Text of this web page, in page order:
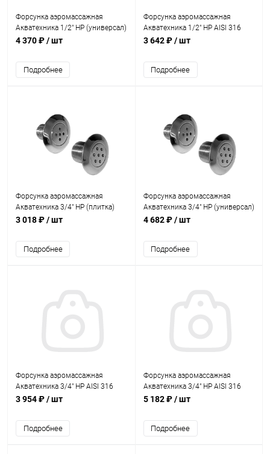
Форсунка аэромассажная
Акватехника 1/2" НР (универсал)
(AT03.23.1)
4 370 ₽/ шт
Подробнее
Форсунка аэромассажная
Акватехника 1/2" НР AISI 316
(плитка) (AT03.23M)
3 642 ₽/ шт
Подробнее
Форсунка аэромассажная
Акватехника 3/4" НР (плитка)
(AT03.24)
3 018 ₽/ шт
Подробнее
Форсунка аэромассажная
Акватехника 3/4" НР (универсал)
(AT03.24.1)
4 682 ₽/ шт
Подробнее
Форсунка аэромассажная
Акватехника 3/4" НР AISI 316
(плитка) (AT03.24M)
3 954 ₽/ шт
Подробнее
Форсунка аэромассажная
Акватехника 3/4" НР AISI 316
(универсал) (AT03.24.1M)
5 182 ₽/ шт
Подробнее